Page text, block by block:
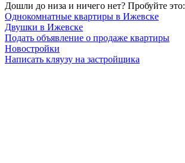
Дошли до низа и ничего нет? Пробуйте это:
Однокомнатные квартиры в Ижевске
Двушки в Ижевске
Подать объявление о продаже квартиры
Новостройки
Написать кляузу на застройщика